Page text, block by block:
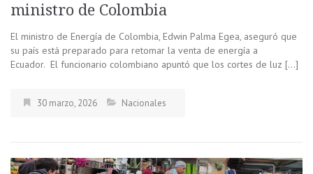
ministro de Colombia
El ministro de Energía de Colombia, Edwin Palma Egea, aseguró que
su país está preparado para retomar la venta de energía a
Ecuador. El funcionario colombiano apuntó que los cortes de luz […]
30 marzo, 2026 Nacionales